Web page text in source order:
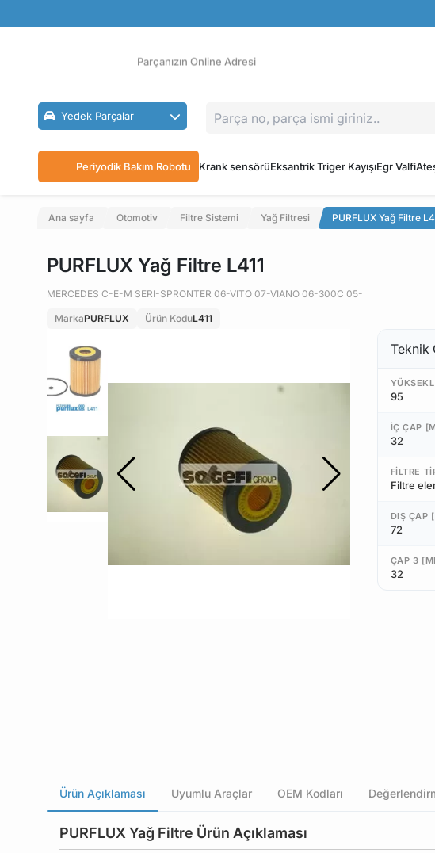
Ücretsiz İade
Parçanızın Online Adresi
Yedek Parçalar
Periyodik Bakım Robotu Krank sensörüEksantrik Triger KayışıEgr Valfi
Ana sayfa Otomotiv Filtre Sistemi Yağ Filtresi PURFLUX Yağ Filtre
PURFLUX Yağ Filtre L411
MERCEDES C-E-M SERI-SPRONTER 06-VITO 07-VIANO 06-300C 05-
MarkaPURFLUX Ürün KoduL411
Teknik
95
İÇ ÇAP
32
FILTRE
Filtre
DIŞ ÇAP
72
ÇAP 3
32
Ürün Açıklaması Uyumlu Araçlar OEM Kodları
PURFLUX Yağ Filtre Ürün Açıklaması